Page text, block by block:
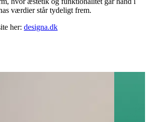
værdier står tydeligt frem.
her: designa.dk